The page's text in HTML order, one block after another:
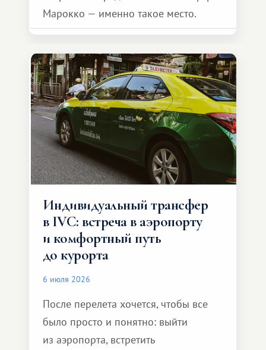
Марокко — именно такое место.
Индивидуальный трансфер
в IVC: встреча в аэропорту
и комфортный путь
до курорта
6 июля 2026
После перелета хочется, чтобы все
было просто и понятно: выйти
из аэропорта, встретить